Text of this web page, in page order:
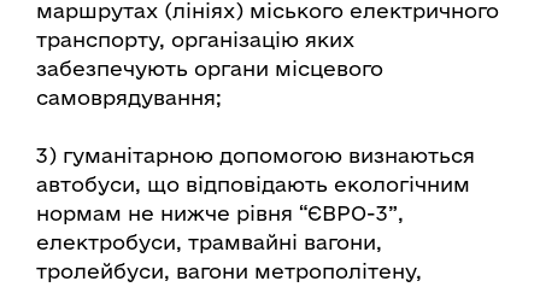
маршрутах (лініях) міського електричного
транспорту, організацію яких
забезпечують органи місцевого
самоврядування;
3) гуманітарною допомогою визнаються
автобуси, що відповідають екологічним
нормам не нижче рівня “ЄВРО-3”,
електробуси, трамвайні вагони,
тролейбуси, вагони метрополітену,